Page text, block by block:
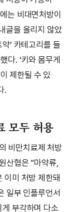
는 비대면처방이
글을 올리지 않았
’ 카테고리를 들
다. ‘키와 몸무게
제한될 수 있
.
모두 허용
비만치료제 처방
산협은 “마약류,
이미 처방 제한돼
일부 인플루언서
부각하며 다소